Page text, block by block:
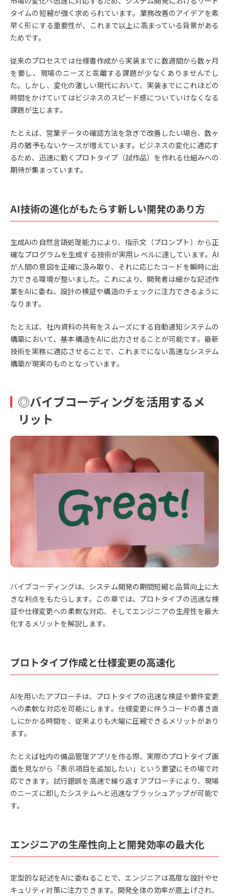
タイムの短縮が強く求められています。業務改善のアイデアを素
早く形にする重要性が、これまで以上に高まっている背景がある
ためです。
従来のプロセスでは仕様書作成から実装までに数週間から数ヶ月
を要し、現場のニーズと乖離する課題が少なくありませんでし
た。しかし、変化の激しい現代において、実装までにこれほどの
時間をかけていてはビジネスのスピード感についていけなくなる
課題が生じます。
たとえば、営業データの確認方法を急ぎで改善したい場合、数ヶ
月の猶予もないケースが増えています。ビジネスの変化に適応す
るため、迅速に動くプロトタイプ（試作品）を作れる仕組みへの
期待が集まっています。
AI技術の進化がもたらす新しい開発のあり方
生成AIの自然言語処理能力により、指示文（プロンプト）から正
確なプログラムを生成する技術が実用レベルに達しています。AI
が人間の意図を正確に汲み取り、それに応じたコードを瞬時に出
力できる環境が整いました。これにより、開発者は細かな記述作
業をAIに委ね、設計の検証や構造のチェックに注力できるように
なります。
たとえば、社内資料の共有をスムーズにする自動通知システムの
構築において、基本構造をAIに出力させることが可能です。最新
技術を実務に適応させることで、これまでにない高速なシステム
構築が現実のものとなっています。
◎バイブコーディングを活用するメ
リット
バイブコーディングは、システム開発の期間短縮と品質向上に大
きな利点をもたらします。この章では、プロトタイプの迅速な検
証や仕様変更への柔軟な対応、そしてエンジニアの生産性を最大
化するメリットを解説します。
プロトタイプ作成と仕様変更の高速化
AIを用いたアプローチは、プロトタイプの迅速な検証や要件変更
への柔軟な対応を可能にします。仕様変更に伴うコードの書き直
しにかかる時間を、従来よりも大幅に圧縮できるメリットがあり
ます。
たとえば社内の備品管理アプリを作る際、実際のプロトタイプ画
面を見ながら「表示項目を追加したい」という要望にその場で対
応できます。試行錯誤を高速で繰り返すアプローチにより、現場
のニーズに即したシステムへと迅速なブラッシュアップが可能で
す。
エンジニアの生産性向上と開発効率の最大化
定型的な記述をAIに委ねることで、エンジニアは高度な設計やセ
キュリティ対策に注力できます。開発全体の効率が底上げされ、